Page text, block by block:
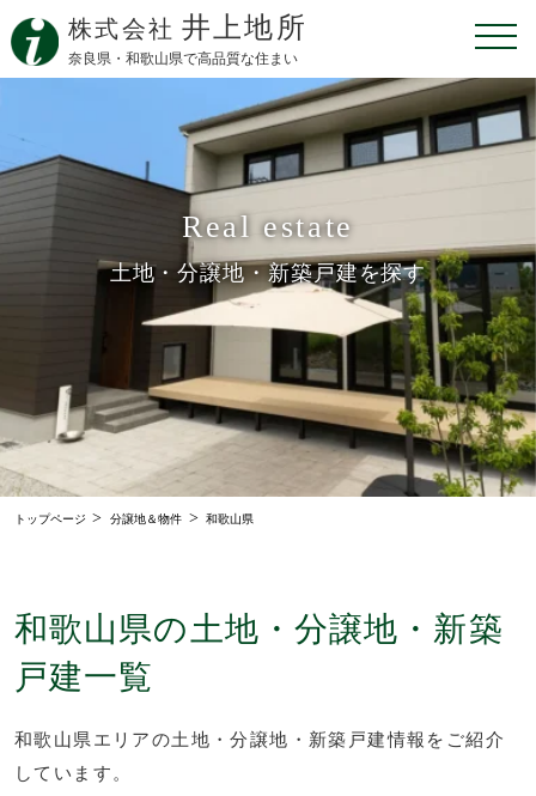
株式会社 井上地所
奈良県・和歌山県で高品質な住まい
Real estate
土地・分譲地・新築戸建を探す
トップページ >分譲地＆物件 >和歌山県
和歌山県の土地・分譲地・新築
戸建一覧
和歌山県エリアの土地・分譲地・新築戸建情報をご紹介
しています。